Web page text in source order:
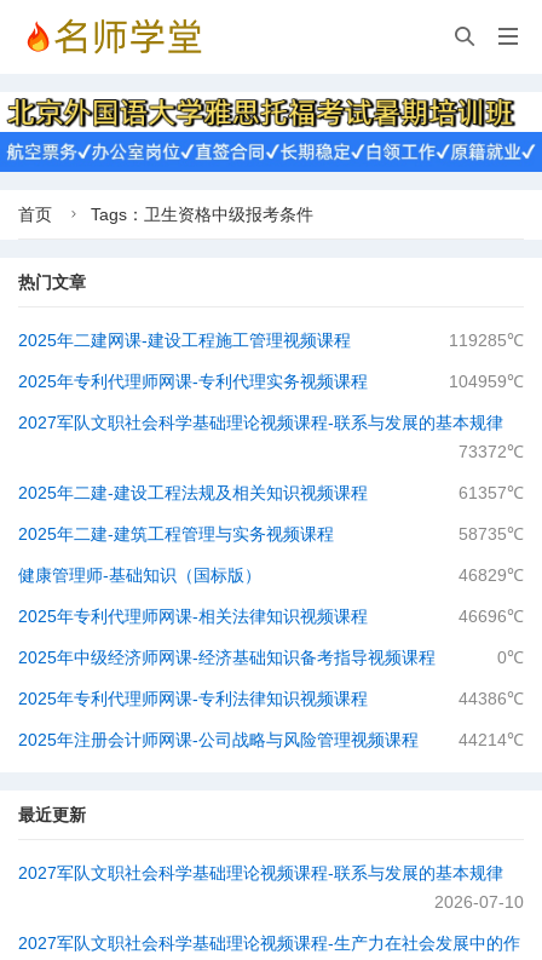


首页  Tags：卫生资格中级报考条件
热门文章
2025年二建网课-建设工程施工管理视频课程 119285℃
2025年专利代理师网课-专利代理实务视频课程 104959℃
2027军队文职社会科学基础理论视频课程-​联系与发展的基本规律
73372℃
2025年二建-建设工程法规及相关知识视频课程 61357℃
2025年二建-建筑工程管理与实务视频课程 58735℃
健康管理师-基础知识（国标版） 46829℃
2025年专利代理师网课-相关法律知识视频课程 46696℃
2025年中级经济师网课-经济基础知识备考指导视频课程 0℃
2025年专利代理师网课-专利法律知识视频课程 44386℃
2025年注册会计师网课-公司战略与风险管理视频课程 44214℃
最近更新
2027军队文职社会科学基础理论视频课程-​联系与发展的基本规律
2026-07-10
2027军队文职社会科学基础理论视频课程-​生产力在社会发展中的作